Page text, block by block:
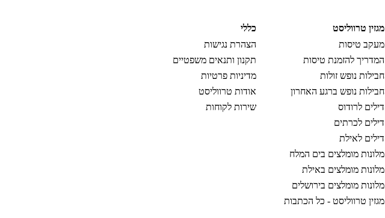
מגזין טרווליסט
מעקב טיסות
המדריך להזמנת טיסות
חבילות נופש זולות
חבילות נופש ברגע האחרון
דילים לרודוס
דילים לכרתים
דילים לאילת
מלונות מומלצים בים המלח
מלונות מומלצים באילת
מלונות מומלצים בירושלים
מגזין טרווליסט - כל הכתבות
כללי
הצהרת נגישות
תקנון ותנאים משפטיים
מדיניות פרטיות
אודות טרווליסט
שירות לקוחות